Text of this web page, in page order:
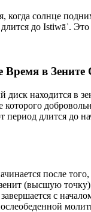
когда солнце
до Istiwāʾ.
Время в Зените
диск находится в
которого
период длится до
после
(высшую
с